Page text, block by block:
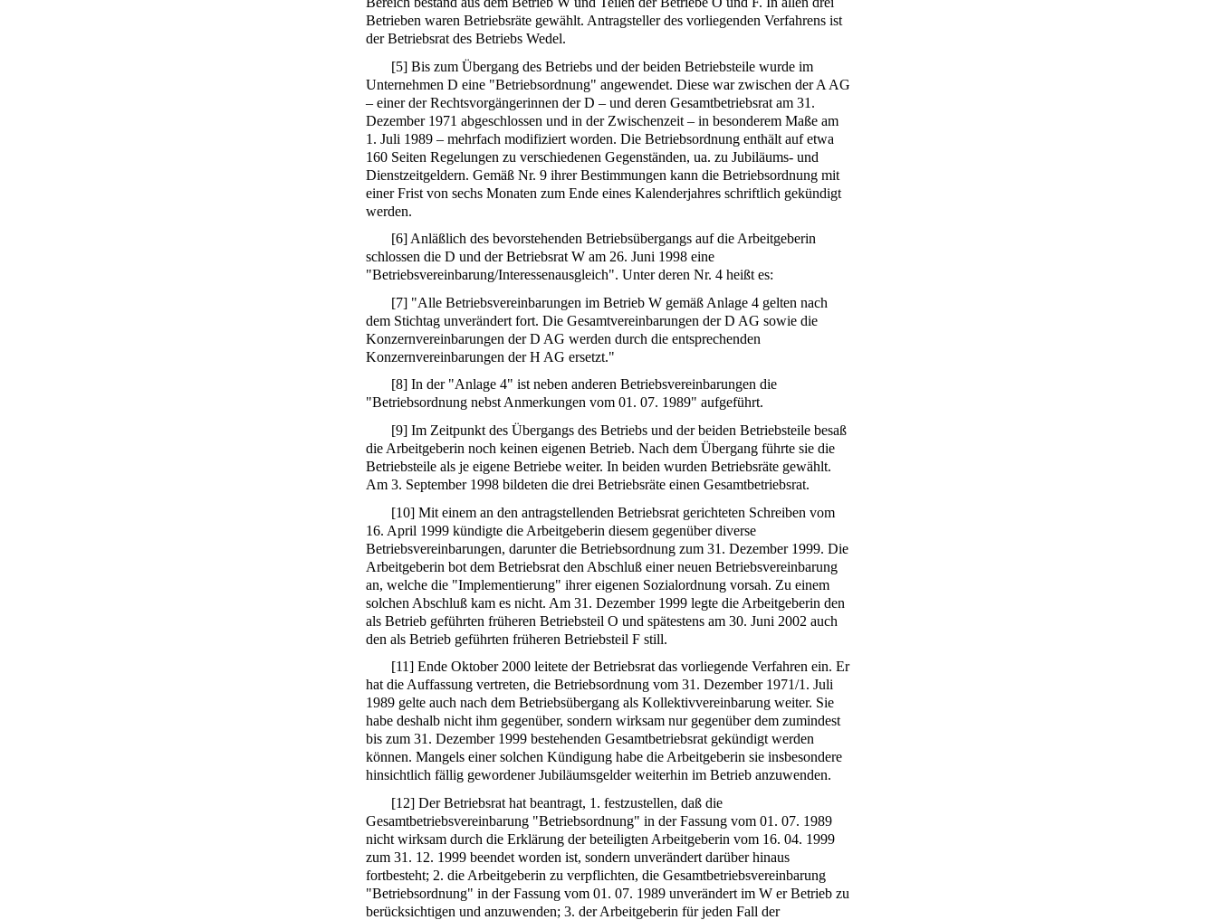
Betrieben waren Betriebsräte gewählt. Antragsteller des vorliegenden Verfahrens ist
der Betriebsrat des Betriebs Wedel.
[5] Bis zum Übergang des Betriebs und der beiden Betriebsteile wurde im
Unternehmen D eine "Betriebsordnung" angewendet. Diese war zwischen der A AG
– einer der Rechtsvorgängerinnen der D – und deren Gesamtbetriebsrat am 31.
Dezember 1971 abgeschlossen und in der Zwischenzeit – in besonderem Maße am
1. Juli 1989 – mehrfach modifiziert worden. Die Betriebsordnung enthält auf etwa
160 Seiten Regelungen zu verschiedenen Gegenständen, ua. zu Jubiläums- und
Dienstzeitgeldern. Gemäß Nr. 9 ihrer Bestimmungen kann die Betriebsordnung mit
einer Frist von sechs Monaten zum Ende eines Kalenderjahres schriftlich gekündigt
werden.
[6] Anläßlich des bevorstehenden Betriebsübergangs auf die Arbeitgeberin
schlossen die D und der Betriebsrat W am 26. Juni 1998 eine
"Betriebsvereinbarung/Interessenausgleich". Unter deren Nr. 4 heißt es:
[7] "Alle Betriebsvereinbarungen im Betrieb W gemäß Anlage 4 gelten nach
dem Stichtag unverändert fort. Die Gesamtvereinbarungen der D AG sowie die
Konzernvereinbarungen der D AG werden durch die entsprechenden
Konzernvereinbarungen der H AG ersetzt."
[8] In der "Anlage 4" ist neben anderen Betriebsvereinbarungen die
"Betriebsordnung nebst Anmerkungen vom 01. 07. 1989" aufgeführt.
[9] Im Zeitpunkt des Übergangs des Betriebs und der beiden Betriebsteile besaß
die Arbeitgeberin noch keinen eigenen Betrieb. Nach dem Übergang führte sie die
Betriebsteile als je eigene Betriebe weiter. In beiden wurden Betriebsräte gewählt.
Am 3. September 1998 bildeten die drei Betriebsräte einen Gesamtbetriebsrat.
[10] Mit einem an den antragstellenden Betriebsrat gerichteten Schreiben vom
16. April 1999 kündigte die Arbeitgeberin diesem gegenüber diverse
Betriebsvereinbarungen, darunter die Betriebsordnung zum 31. Dezember 1999. Die
Arbeitgeberin bot dem Betriebsrat den Abschluß einer neuen Betriebsvereinbarung
an, welche die "Implementierung" ihrer eigenen Sozialordnung vorsah. Zu einem
solchen Abschluß kam es nicht. Am 31. Dezember 1999 legte die Arbeitgeberin den
als Betrieb geführten früheren Betriebsteil O und spätestens am 30. Juni 2002 auch
den als Betrieb geführten früheren Betriebsteil F still.
[11] Ende Oktober 2000 leitete der Betriebsrat das vorliegende Verfahren ein. Er
hat die Auffassung vertreten, die Betriebsordnung vom 31. Dezember 1971/1. Juli
1989 gelte auch nach dem Betriebsübergang als Kollektivvereinbarung weiter. Sie
habe deshalb nicht ihm gegenüber, sondern wirksam nur gegenüber dem zumindest
bis zum 31. Dezember 1999 bestehenden Gesamtbetriebsrat gekündigt werden
können. Mangels einer solchen Kündigung habe die Arbeitgeberin sie insbesondere
hinsichtlich fällig gewordener Jubiläumsgelder weiterhin im Betrieb anzuwenden.
[12] Der Betriebsrat hat beantragt, 1. festzustellen, daß die
Gesamtbetriebsvereinbarung "Betriebsordnung" in der Fassung vom 01. 07. 1989
nicht wirksam durch die Erklärung der beteiligten Arbeitgeberin vom 16. 04. 1999
zum 31. 12. 1999 beendet worden ist, sondern unverändert darüber hinaus
fortbesteht; 2. die Arbeitgeberin zu verpflichten, die Gesamtbetriebsvereinbarung
"Betriebsordnung" in der Fassung vom 01. 07. 1989 unverändert im W er Betrieb zu
berücksichtigen und anzuwenden; 3. der Arbeitgeberin für jeden Fall der